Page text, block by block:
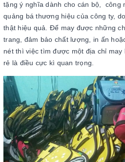
tặng ý nghĩa dành cho cán bộ, công
quảng bá thương hiệu của công ty,
thật hiệu quả. Để may được những
trang, đảm bảo chất lượng, in ấn
nét thì việc tìm được một địa chỉ
rẻ là điều cực kì quan trọng.